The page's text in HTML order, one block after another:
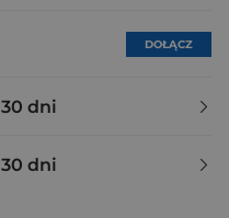
DOŁĄCZ
30 dni
30 dni